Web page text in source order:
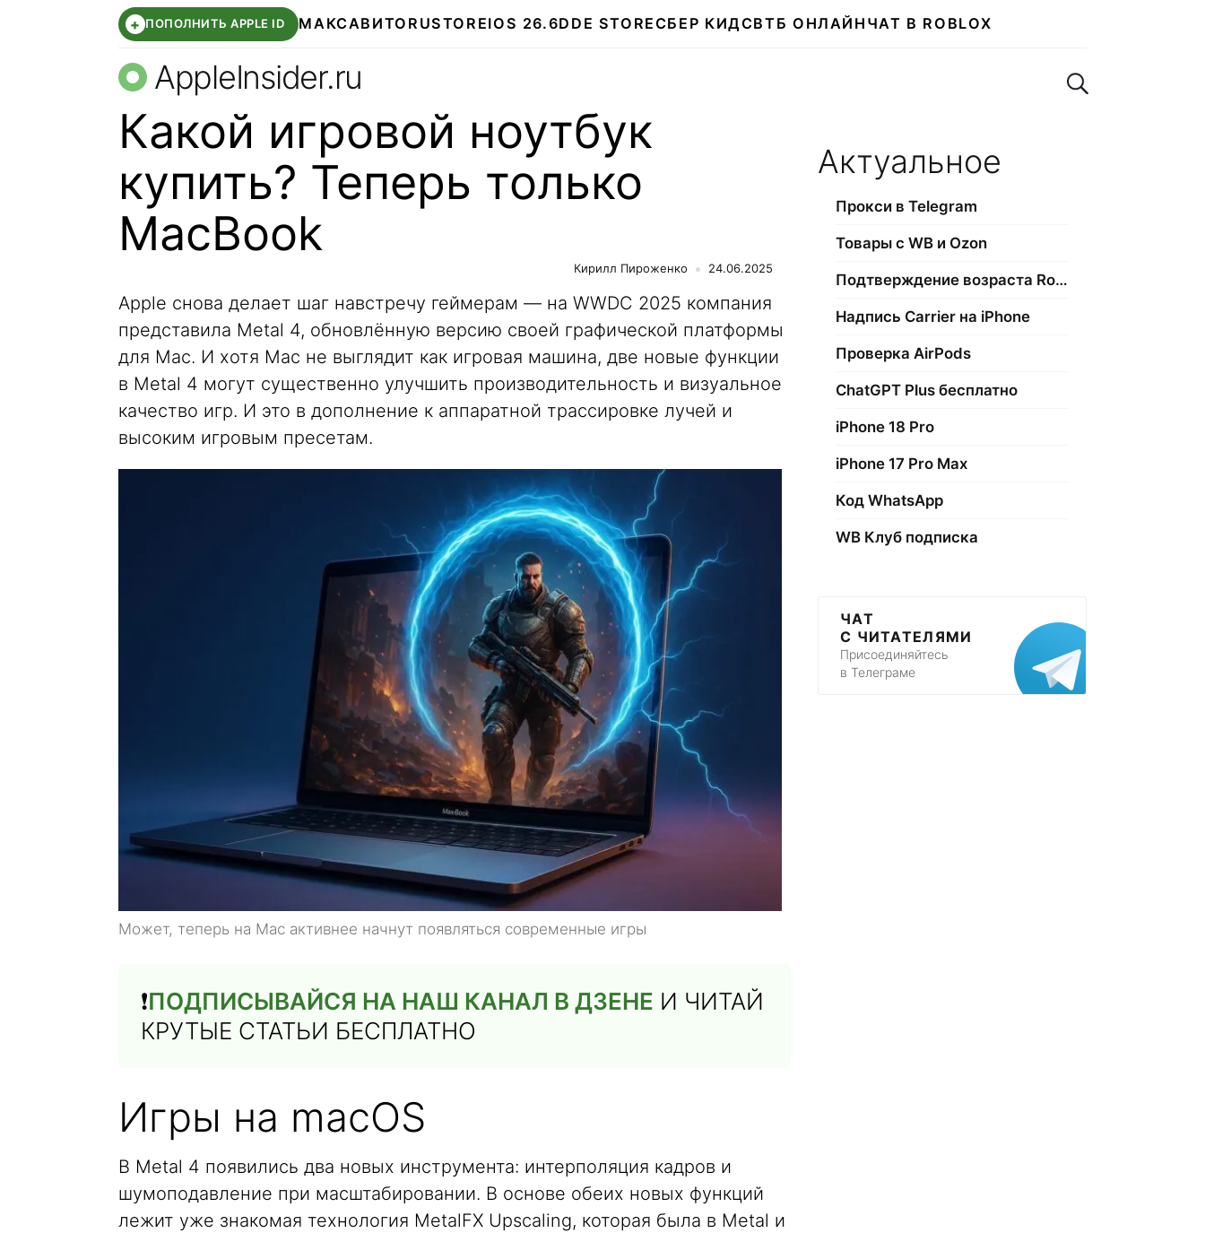
+ ПОПОЛНИТЬ APPLE ID МАКСАВИТО RUSTOREIOS 26.6DDE STORE СБЕР КИДСВТБ ОНЛАЙН ЧАТ В ROBLOX
AppleInsider.ru Поиск по сайту
Какой игровой ноутбук
купить? Теперь только
MacBook
Кирилл Пироженко 24.06.2025
Apple снова делает шаг навстречу геймерам — на WWDC 2025 компания
представила Metal 4, обновлённую версию своей графической платформы
для Mac. И хотя Mac не выглядит как игровая машина, две новые функции
в Metal 4 могут существенно улучшить производительность и визуальное
качество игр. И это в дополнение к аппаратной трассировке лучей и
высоким игровым пресетам.
Может, теперь на Mac активнее начнут появляться современные игры
❗️ПОДПИСЫВАЙСЯ НА НАШ КАНАЛ В ДЗЕНЕ И ЧИТАЙ
КРУТЫЕ СТАТЬИ БЕСПЛАТНО
Игры на macOS
В Metal 4 появились два новых инструмента: интерполяция кадров и
шумоподавление при масштабировании. В основе обеих новых функций
лежит уже знакомая технология MetalFX Upscaling, которая была в Metal и
Актуальное
Прокси в Telegram
Товары с WB и Ozon
Подтверждение возраста Roblox
Надпись Carrier на iPhone
Проверка AirPods
ChatGPT Plus бесплатно
iPhone 18 Pro
iPhone 17 Pro Max
Код WhatsApp
WB Клуб подписка
ЧАТ
С ЧИТАТЕЛЯМИ
Присоединяйтесь
в Телеграме